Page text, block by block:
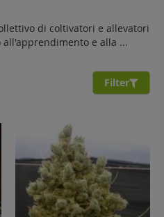
di coltivatori e allevatori
all'apprendimento e alla ...
Filter